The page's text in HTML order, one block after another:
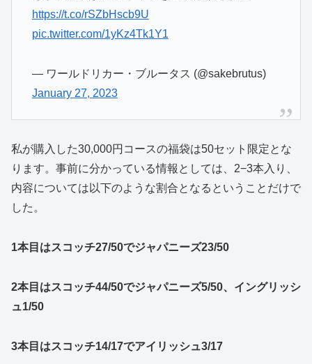
https://t.co/rSZbHscb9U
pic.twitter.com/1yKz4Tk1Y1
— ワールドリカー・ブルータス (@sakebrutus)
January 27, 2023
私が購入した30,000円コースの福袋は50セット限定とな
ります。事前に分かっている情報としては、2−3本入り、
内容については以下のような割合となるということだけで
した。
1本目はスコッチ27/50でジャパニーズ23/50
2本目はスコッチ44/50でジャパニーズ5/50、イングリッシ
ュ1/50
3本目はスコッチ14/17でアイリッシュ3/17